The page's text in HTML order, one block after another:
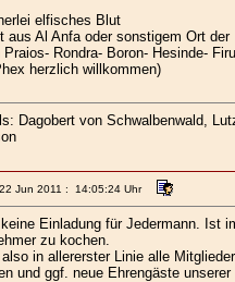
elfisches Blut
aus Al Anfa oder sonstigem Ort
Rondra- Boron- Hesinde-
herzlich willkommen)
Dagobert von Schwalbenwald,
Jun 2011 : 14:05:24 Uhr
Einladung für Jedermann. Ist
zu kochen.
in allererster Linie alle
und ggf. neue Ehrengäste